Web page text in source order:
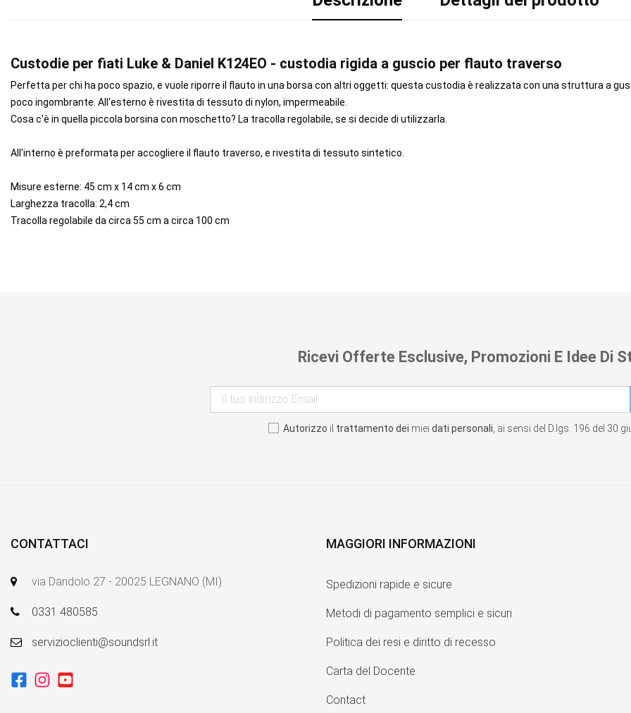
Custodie per fiati Luke & Daniel K124EO - custodia rigida a guscio per flauto traverso
Perfetta per chi ha poco spazio, e vuole riporre il flauto in una borsa con altri oggetti: questa custodia è realizzata con una struttura a
poco ingombrante. All'esterno è rivestita di tessuto di nylon, impermeabile.
Cosa c'è in quella piccola borsina con moschetto? La tracolla regolabile, se si decide di utilizzarla.
All'interno è preformata per accogliere il flauto traverso, e rivestita di tessuto sintetico.
Misure esterne: 45 cm x 14 cm x 6 cm
Larghezza tracolla: 2,4 cm
Tracolla regolabile da circa 55 cm a circa 100 cm
Ricevi Offerte Esclusive, Promozioni E Idee Di
Autorizzo il trattamento dei miei dati personali , ai sensi del D.lgs. 196 del 30
CONTATTACI
via Dandolo 27 - 20025 LEGNANO (MI)
0331 480585
servizioclienti@soundsrl.it
MAGGIORI INFORMAZIONI
Spedizioni rapide e sicure
Metodi di pagamento semplici e sicuri
Politica dei resi e diritto di recesso
Carta del Docente
Contact